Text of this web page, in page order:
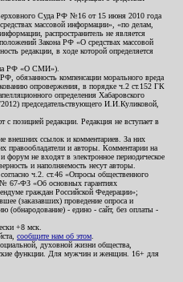
Суда РФ №16 от 15 июня 2010 года
массовой информации», «по делам,
распространитель не является
Закона РФ «О средствах массовой
редакции, в ходе которой определяется
РФ «О СМИ»).
обязанность компенсации морального вреда
опровержения, в порядке ч.2 ст.152 ГК
определения Хабаровского
председательствующего И.И.Куликовой,
с позицией редакции. Редакция не вступает в
внешних ссылок и комментариев. За них
правообладатели и авторы. Комментарии на
не входят в электронное периодическое
и наполняемость несут авторы.
ч.2. ст.46 «Опросы общественного
№ 67-ФЗ «Об основных гарантиях
граждан Российской Федерации»;
(заказавших) проведение опроса и
(обнародование) - едино - сайт, без оплаты -
+8 мск.
сообщите нам об этом
духовной жизни общества,
функции. Для мужчин и женщин. 16+ для